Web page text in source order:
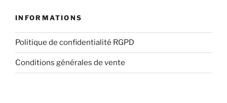
INFORMATIONS
Politique de confidentialité RGPD
Conditions générales de vente